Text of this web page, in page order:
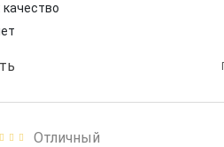
качество
Отличный